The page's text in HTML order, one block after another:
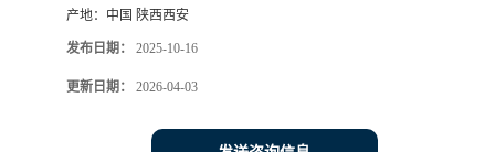
产地： 中国 陕西西安
发布日期： 2025-10-16
更新日期： 2026-04-03